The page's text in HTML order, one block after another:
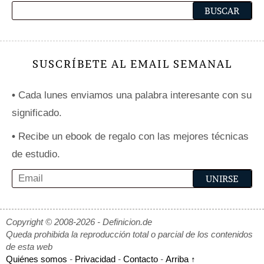
SUSCRÍBETE AL EMAIL SEMANAL
• Cada lunes enviamos una palabra interesante con su
significado.
• Recibe un ebook de regalo con las mejores técnicas
de estudio.
Copyright © 2008-2026 - Definicion.de
Queda prohibida la reproducción total o parcial de los contenidos
de esta web
Quiénes somos - Privacidad - Contacto - Arriba ↑